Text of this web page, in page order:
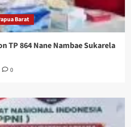
Barat
TP 864 Nane Nambae Sukarela
0